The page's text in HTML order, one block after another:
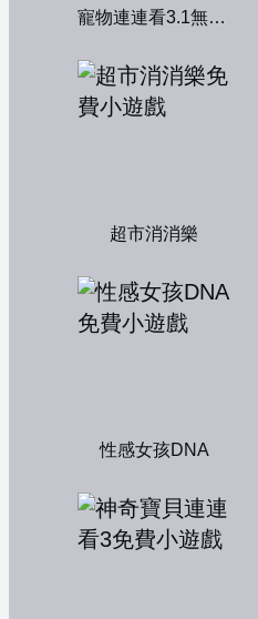
寵物連連看3.1無敵版
超市消消樂
性感女孩DNA